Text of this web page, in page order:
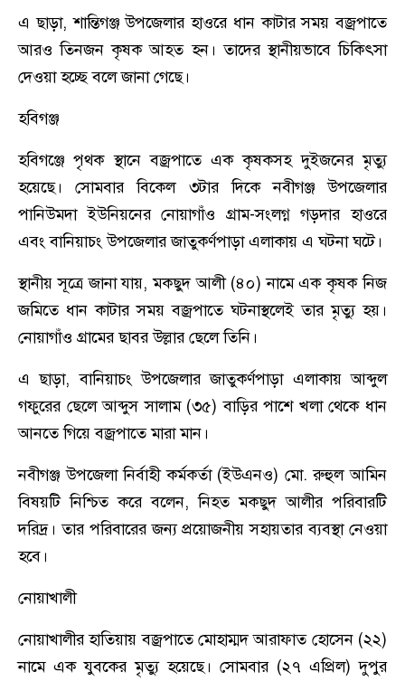
এ ছাড়া, শান্তিগঞ্জ উপজেলার হাওরে ধান কাটার সময় বজ্রপাতে
আরও তিনজন কৃষক আহত হন। তাদের স্থানীয়ভাবে চিকিৎসা
দেওয়া হচ্ছে বলে জানা গেছে।
হবিগঞ্জ
হবিগঞ্জে পৃথক স্থানে বজ্রপাতে এক কৃষকসহ দুইজনের মৃত্যু
হয়েছে। সোমবার বিকেল ৩টার দিকে নবীগঞ্জ উপজেলার
পানিউমদা ইউনিয়নের নোয়াগাঁও গ্রাম-সংলগ্ন গড়দার হাওরে
এবং বানিয়াচং উপজেলার জাতুকর্ণপাড়া এলাকায় এ ঘটনা ঘটে।
স্থানীয় সূত্রে জানা যায়, মকছুদ আলী (৪০) নামে এক কৃষক নিজ
জমিতে ধান কাটার সময় বজ্রপাতে ঘটনাস্থলেই তার মৃত্যু হয়।
নোয়াগাঁও গ্রামের ছাবর উল্লার ছেলে তিনি।
এ ছাড়া, বানিয়াচং উপজেলার জাতুকর্ণপাড়া এলাকায় আব্দুল
গফুরের ছেলে আব্দুস সালাম (৩৫) বাড়ির পাশে খলা থেকে ধান
আনতে গিয়ে বজ্রপাতে মারা মান।
নবীগঞ্জ উপজেলা নির্বাহী কর্মকর্তা (ইউএনও) মো. রুহুল আমিন
বিষয়টি নিশ্চিত করে বলেন, নিহত মকছুদ আলীর পরিবারটি
দরিদ্র। তার পরিবারের জন্য প্রয়োজনীয় সহায়তার ব্যবস্থা নেওয়া
হবে।
নোয়াখালী
নোয়াখালীর হাতিয়ায় বজ্রপাতে মোহাম্মদ আরাফাত হোসেন (২২)
নামে এক যুবকের মৃত্যু হয়েছে। সোমবার (২৭ এপ্রিল) দুপুর